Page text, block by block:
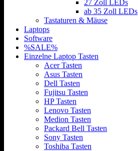
27 Zoll LEDs
ab 35 Zoll LEDs
Tastaturen & Mäuse
Laptops
Software
%SALE%
Einzelne Laptop Tasten
Acer Tasten
Asus Tasten
Dell Tasten
Fujitsu Tasten
HP Tasten
Lenovo Tasten
Medion Tasten
Packard Bell Tasten
Sony Tasten
Toshiba Tasten